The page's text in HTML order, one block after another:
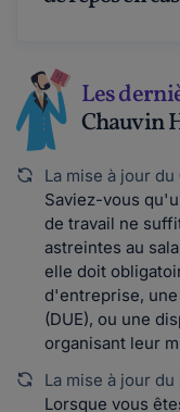
Les
Chauvin
La mise à jour du
Saviez-vous
de travail ne
astreintes au
elle doit
d'entreprise,
(DUE), ou une
organisant leur
La mise à jour du
Lorsque vous